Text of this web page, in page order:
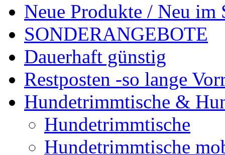
Neue Produkte / Neu im
SONDERANGEBOTE
Dauerhaft günstig
Restposten -so lange
Hundetrimmtische &
Hundetrimmtische
Hundetrimmtische